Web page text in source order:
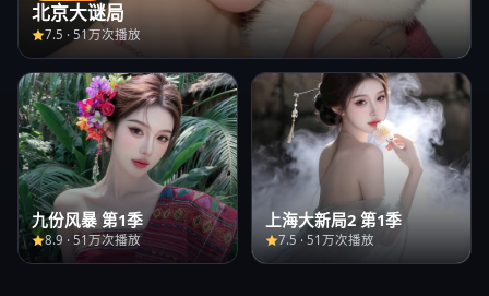
北京大谜局
7.5 · 51万次播放
九份风暴 第1季
8.9 · 51万次播放
上海大新局2 第1季
7.5· 51万次播放